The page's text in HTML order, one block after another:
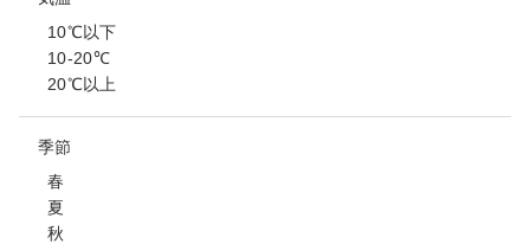
10℃以下
10-20℃
20℃以上
季節
春
夏
秋